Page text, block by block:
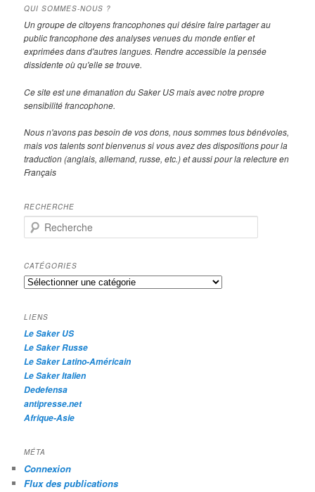
QUI SOMMES-NOUS ?
Un groupe de citoyens francophones qui désire faire partager au
public francophone des analyses venues du monde entier et
exprimées dans d'autres langues. Rendre accessible la pensée
dissidente où qu'elle se trouve.
Ce site est une émanation du Saker US mais avec notre propre
sensibilité francophone.
Nous n'avons pas besoin de vos dons, nous sommes tous bénévoles,
mais vos talents sont bienvenus si vous avez des dispositions pour la
traduction (anglais, allemand, russe, etc.) et aussi pour la relecture en
Français
RECHERCHE
e
h
e
r
h
e
CATÉGORIES
Catégories
LIENS
Le Saker US
Le Saker Russe
Le Saker Latino-Américain
Le Saker Italien
Dedefensa
antipresse.net
Afrique-Asie
MÉTA
Connexion
Flux des publications